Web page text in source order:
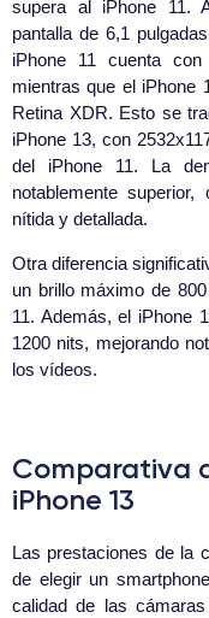
supera al iPhone 11.
pantalla de 6,1
iPhone 11 cuenta
mientras que el iPhone
Retina XDR. Esto se
iPhone 13, con
del iPhone 11. La
notablemente
nítida y detallada.
Otra diferencia
un brillo máximo de
11. Además, el iPhone
1200 nits, mejorando
los vídeos.
Comparativa
iPhone 13
Las prestaciones de la
de elegir un
calidad de las